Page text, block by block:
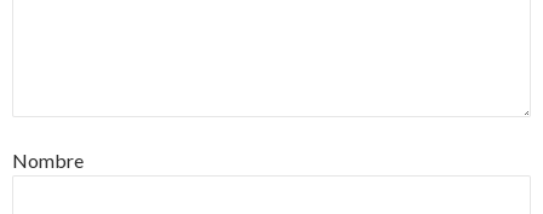
Nombre